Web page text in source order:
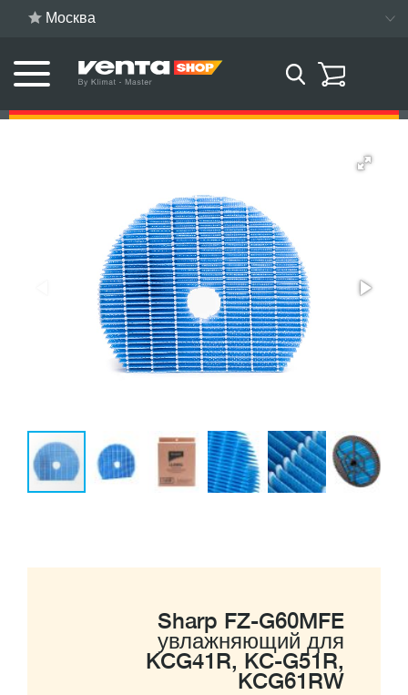
Москва
Sharp FZ-G60MFE
увлажняющий для
KCG41R, KC-G51R,
KCG61RW